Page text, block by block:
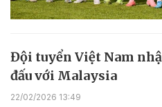
Đội tuyển Việt Nam
đấu với Malaysia
22/02/2026 13:49